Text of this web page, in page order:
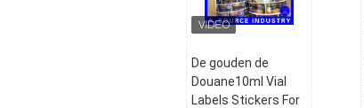
De gouden de
Douane10ml Vial
Labels Stickers For